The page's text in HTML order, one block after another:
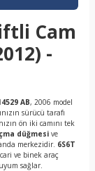
Cam
-
AB, 2006 model
sürücü tarafı
ön iki camını tek
düğmesi ve
merkezidir. 6S6T
ve binek araç
sağlar.